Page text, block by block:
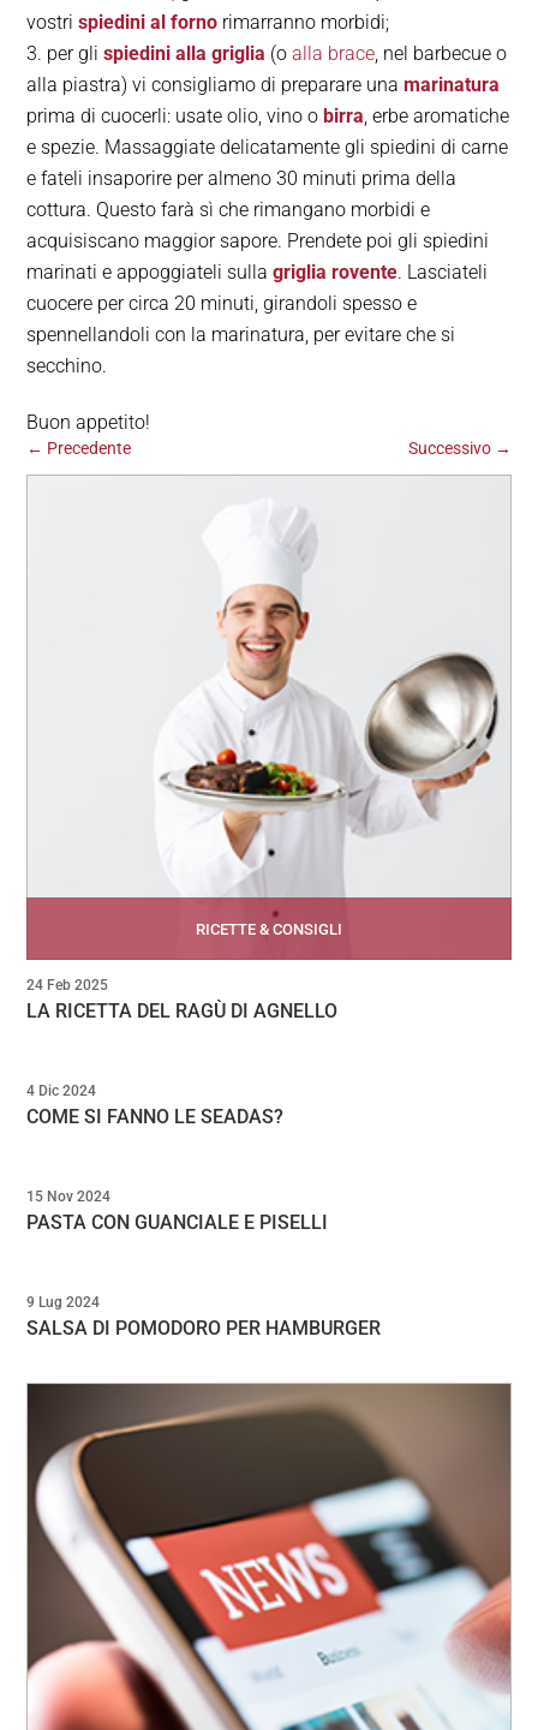
vostrispiedini al forno rimarranno morbidi;
per glispiedini alla griglia (oalla brace, nel barbecue o
alla piastra) vi consigliamo di preparare unamarinatura
prima di cuocerli: usate olio, vino o birra, erbe aromatiche
e spezie. Massaggiate delicatamente gli spiedini di carne
e fateli insaporire per almeno 30 minuti prima della
cottura. Questo farà sì che rimangano morbidi e
acquisiscano maggior sapore. Prendete poi gli spiedini
marinati e appoggiateli sullagriglia rovente. Lasciateli
cuocere per circa 20 minuti, girandoli spesso e
spennellandoli con la marinatura, per evitare che si
secchino.
Buon appetito!
← Precedente Successivo→
RICETTE & CONSIGLI
LA RICETTA DEL RAGÙ DI AGNELLO
24 Feb 2025
COME SI FANNO LE SEADAS?
4 Dic 2024
PASTA CON GUANCIALE E PISELLI
15 Nov 2024
SALSA DI POMODORO PER HAMBURGER
9 Lug 2024